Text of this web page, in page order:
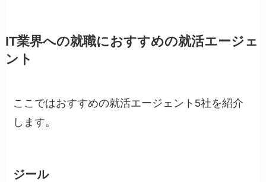
IT業界への就職におすすめの就活エージェ
ント
ここではおすすめの就活エージェント5社を紹介
します。
ジール